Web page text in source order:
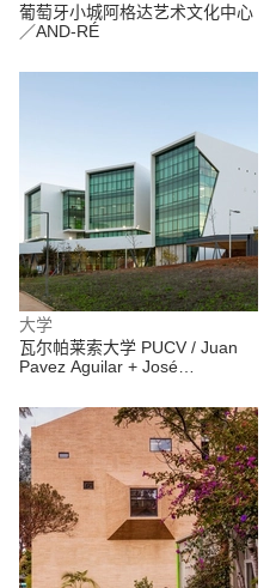
葡萄牙小城阿格达艺术文化中心
／AND-RÉ
大学
瓦尔帕莱索大学 PUCV / Juan
Pavez Aguilar + José